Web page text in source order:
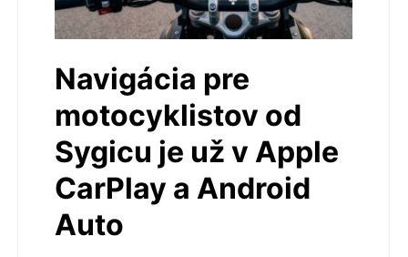
Navigácia pre
motocyklistov od
Sygicu je už v Apple
CarPlay a Android
Auto